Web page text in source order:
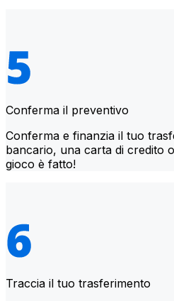
Conferma il preventivo
Conferma e finanzia il tuo
bancario, una carta di credito
gioco è fatto!
Traccia il tuo trasferimento